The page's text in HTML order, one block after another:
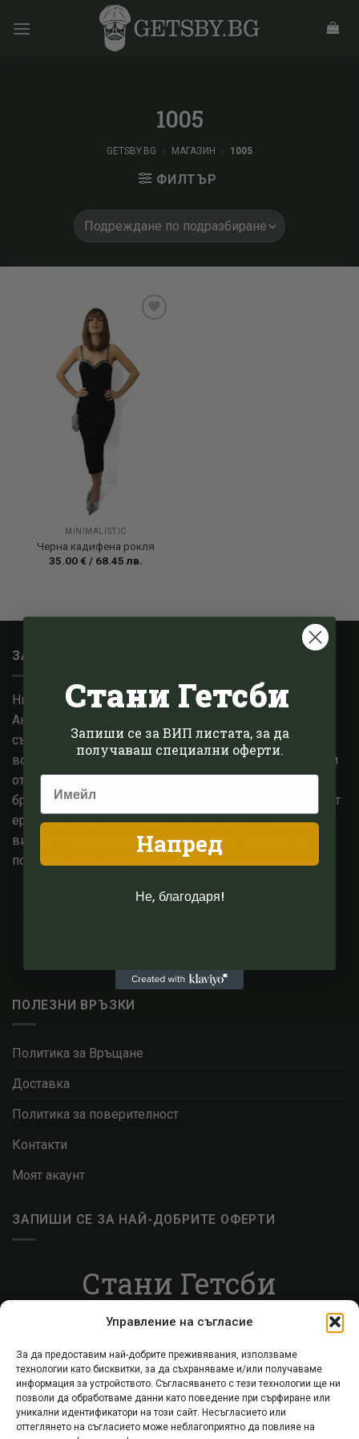
Управление на съгласие
За да предоставим най-добрите преживявания, използваме
технологии като бисквитки, за да съхраняваме и/или получаваме
информация за устройството. Съгласяването с тези технологии ще ни
позволи да обработваме данни като поведение при сърфиране или
уникални идентификатори на този сайт. Несъгласието или
оттеглянето на съгласието може неблагоприятно да повлияе на
1005
GETSBY.BG МАГАЗИН 1005
ФИЛТЪР
MINIMALISTIC
Черна кадифена рокля
35.00 € / 68.45 лв.
ЗА НАС
Ние сме малък семеен бизнес, базиран в Котсуолдс,
Англия. След години опит в модната сфера,
съсредоточихме знанията си в епохата на 1920-те и
всичко, с което тя промени световната мода. Работим
от години с едни от най високо оценените английски
брандове за мъжко и дамско облекло, вдъхновени от
ерата на Гетсби. В основата на всичките ни усилия,
винаги е била една единствена цел, а именно да
потопим и Вас в блясъка на 20те.
ПОЛЕЗНИ ВРЪЗКИ
Политика за Връщане
Доставка
Политика за поверителност
Контакти
Моят акаунт
ЗАПИШИ СЕ ЗА НАЙ-ДОБРИТЕ ОФЕРТИ
Стани Гетсби
Запиши се за ВИП листата, за да получаваш
Запиши се
Стани Гетсби
Запиши се за ВИП листата, за да
получаваш специални оферти.
Напред
Не, благодаря!